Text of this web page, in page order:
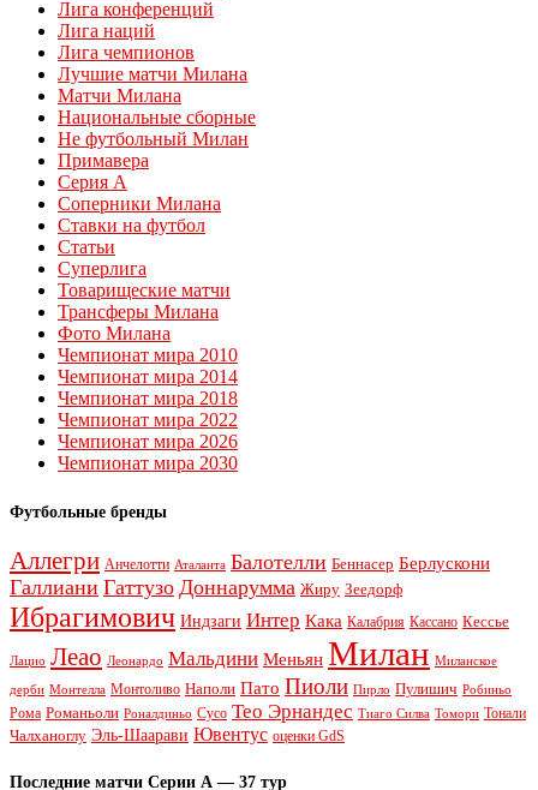
Лига конференций
Лига наций
Лига чемпионов
Лучшие матчи Милана
Матчи Милана
Национальные сборные
Не футбольный Милан
Примавера
Серия А
Соперники Милана
Ставки на футбол
Статьи
Суперлига
Товарищеские матчи
Трансферы Милана
Фото Милана
Чемпионат мира 2010
Чемпионат мира 2014
Чемпионат мира 2018
Чемпионат мира 2022
Чемпионат мира 2026
Чемпионат мира 2030
Футбольные бренды
Аллегри Анчелотти Аталанта Балотелли Беннасер Берлускони
Галлиани Гаттузо Доннарумма Жиру Зеедорф
Ибрагимович Индзаги Интер Кака Калабрия Кассано Кессье
Лацио Леао Леонардо Мальдини Меньян Милан Миланское
дерби Монтелла Монтоливо Наполи Пато Пиоли Пирло Пулишич Робиньо
Рома Романьоли Роналдиньо Сусо Тео Эрнандес Тиаго Силва Томори Тонали
Чалханоглу Эль-Шаарави Ювентус оценки GdS
Последние матчи Серии А — 37 тур